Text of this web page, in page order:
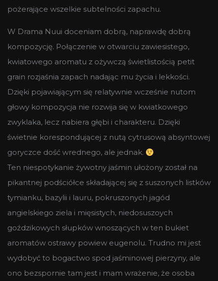
pożerające wszelkie subtelności zapachu.
W Drama Nuui doceniam dobrą, naprawdę dobrą
kompozycję. Połączenie w otwarciu zawiesistego,
kwiatowego aromatu z ożywczą świetlistością petit
grain rozjaśnia zapach nadając mu życia i lekkości.
Dzięki pojawiającym się relatywnie wcześnie nutom
głowy kompozycja nie rozwija się w kwiatkowego
zwyklaka, lecz nabiera głębi i charakteru. Dzięki
świetnie korespondującej z nutą cytrusową absyntowej
goryczce dość wrednego, ale jednak.
Ten niespotykanie żywotny jaśmin ułożony został na
pikantnej podściółce składającej się z suszonych listków
tymianku, bazylii i lauru, pokruszonych jagód
angielskiego ziela i mięsistych, niedosuszoych
goździkowych słupków wnoszących w ten bukiet
aromatów ostrawy powiew eugenolu. Trudno mi jest
wydobyć to bogactwo spod jaśminowej pierzyny, ale
ono bezspornie tam jest i mam wrażenie, że osoba